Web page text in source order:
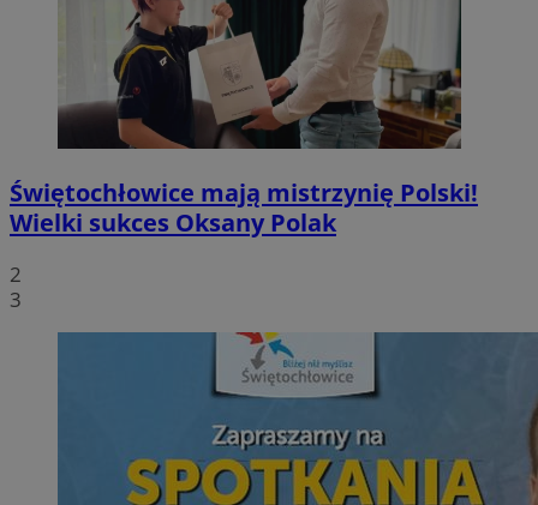
Świętochłowice mają mistrzynię Polski!
Wielki sukces Oksany Polak
2
3